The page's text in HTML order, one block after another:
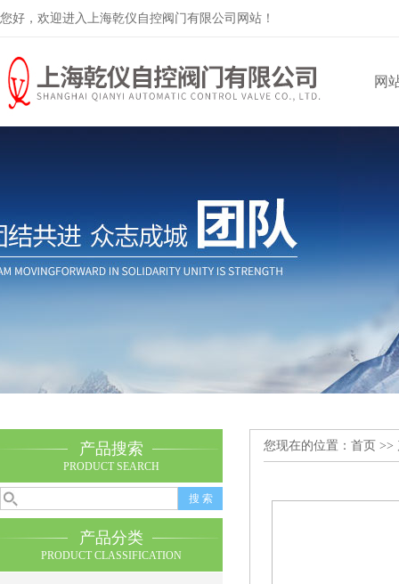
您好，欢迎进入上海乾仪自控阀门有限公司网站！
网
产品搜索
PRODUCT SEARCH
产品分类
PRODUCT CLASSIFICATION
您现在的位置： 首页 >>